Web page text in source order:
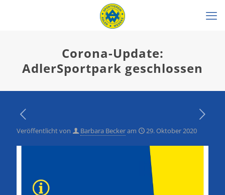
Corona-Update:
AdlerSportpark geschlossen
Veröffentlicht von Barbara Beckeram 29. Oktober 2020